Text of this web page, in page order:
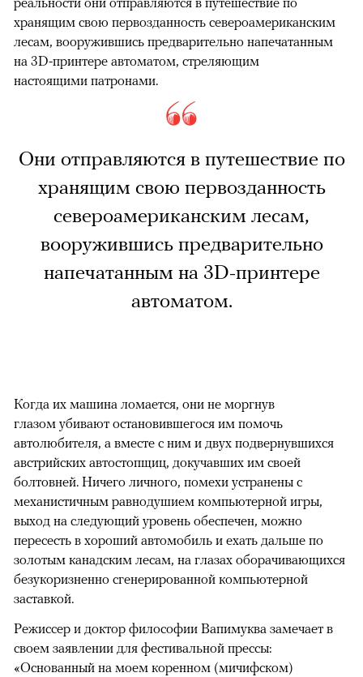
хранящим свою первозданность североамериканским
лесам, вооружившись предварительно напечатанным
на 3D-принтере автоматом, стреляющим
настоящими патронами.
Они отправляются в путешествие по
хранящим свою первозданность
североамериканским лесам,
вооружившись предварительно
напечатанным на 3D-принтере
автоматом.
Когда их машина ломается, они не моргнув
глазом убивают остановившегося им помочь
автолюбителя, а вместе с ним и двух подвернувшихся
австрийских автостопщиц, докучавших им своей
болтовней. Ничего личного, помехи устранены с
механистичным равнодушием компьютерной игры,
выход на следующий уровень обеспечен, можно
пересесть в хороший автомобиль и ехать дальше по
золотым канадским лесам, на глазах оборачивающихся
безукоризненно сгенерированной компьютерной
заставкой.
Режиссер и доктор философии Вапимуква замечает в
своем заявлении для фестивальной прессы:
«Основанный на моем коренном (мичифском)